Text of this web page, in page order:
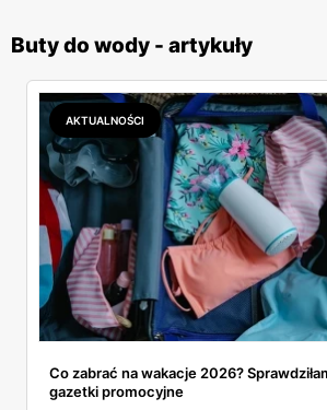
Buty do wody - artykuły
AKTUALNOŚCI
Co zabrać na wakacje 2026?
gazetki promocyjne